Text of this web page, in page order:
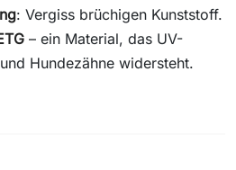
: Vergiss brüchigen Kunststoff.
– ein Material, das UV-
Hundezähne widersteht.